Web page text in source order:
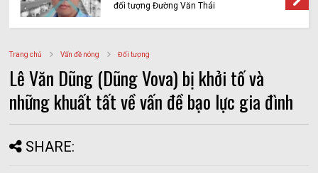
đối tượng Đường Văn Thái
Trang chủ Vấn đề nóng Đối tượng
Lê Văn Dũng (Dũng Vova) bị khởi tố và
những khuất tất về vấn đề bạo lực gia đình
SHARE: